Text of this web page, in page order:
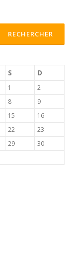
S D
1
2
8
9
15
16
22
23
29
30